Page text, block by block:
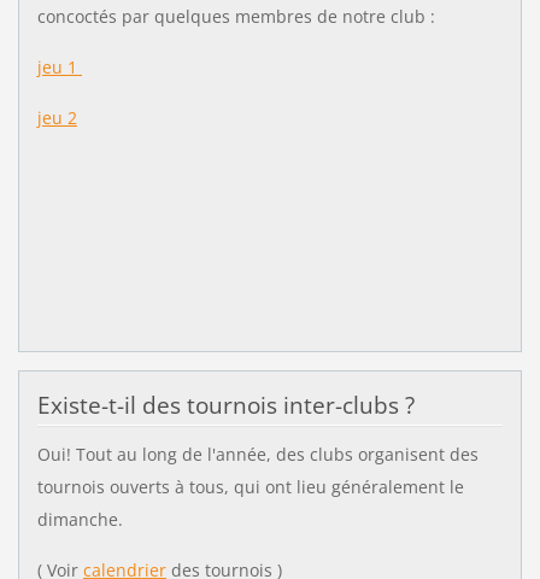
concoctés par quelques membres de notre club :
jeu 1
jeu 2
Existe-t-il des tournois inter-clubs ?
Oui! Tout au long de l'année, des clubs organisent des
tournois ouverts à tous, qui ont lieu généralement le
dimanche.
( Voir calendrierdes tournois )